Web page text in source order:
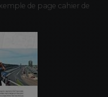
de page cahier de